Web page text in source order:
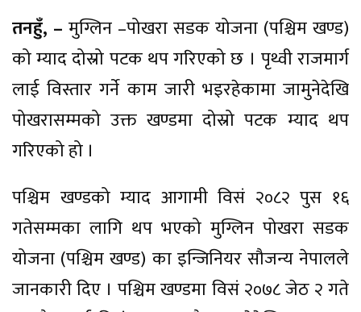
तनहुँ, – मुग्लिन –पोखरा सडक योजना (पश्चिम खण्ड)
को म्याद दोस्रो पटक थप गरिएको छ । पृथ्वी राजमार्ग
लाई विस्तार गर्ने काम जारी भइरहेकामा जामुनेदेखि
पोखरासम्मको उक्त खण्डमा दोस्रो पटक म्याद थप
गरिएको हो ।
पश्चिम खण्डको म्याद आगामी विसं २०८२ पुस १६
गतेसम्मका लागि थप भएको मुग्लिन पोखरा सडक
योजना (पश्चिम खण्ड) का इन्जिनियर सौजन्य नेपालले
जानकारी दिए । पश्चिम खण्डमा विसं २०७८ जेठ २ गते